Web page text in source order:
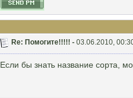
Re: Помогите!!!!! - 03.06.2010,
Если бы знать название сорта,